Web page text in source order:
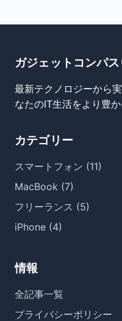
ガジェットコンパ
最新テクノロジーから
なたのIT生活をより豊
カテゴリー
スマートフォン (11)
MacBook (7)
フリーランス (5)
iPhone (4)
情報
全記事一覧
プライバシーポリシー